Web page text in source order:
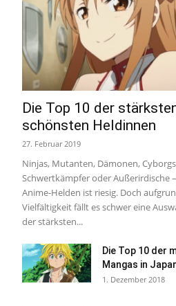
Die Top 10 der
schönsten Heldinnen
27. Februar 2019
Ninjas, Mutanten, Dämonen,
Schwertkämpfer oder Außerirdische
Anime-Helden ist riesig. Doch
Vielfältigkeit fällt es schwer eine
der stärksten...
Die Top 10 der
Mangas in
1. Dezember 2018